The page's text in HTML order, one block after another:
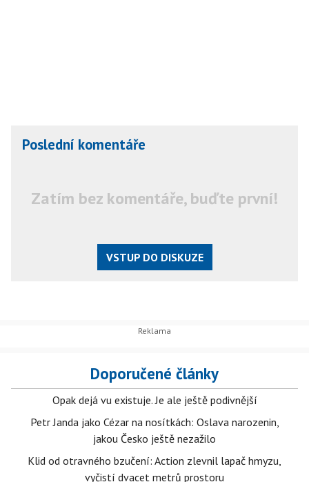
Poslední komentáře
Zatím bez komentáře, buďte první!
VSTUP DO DISKUZE
Doporučené články
Opak dejá vu existuje. Je ale ještě podivnější
Petr Janda jako Cézar na nosítkách: Oslava narozenin,
jakou Česko ještě nezažilo
Klid od otravného bzučení: Action zlevnil lapač hmyzu,
vyčistí dvacet metrů prostoru